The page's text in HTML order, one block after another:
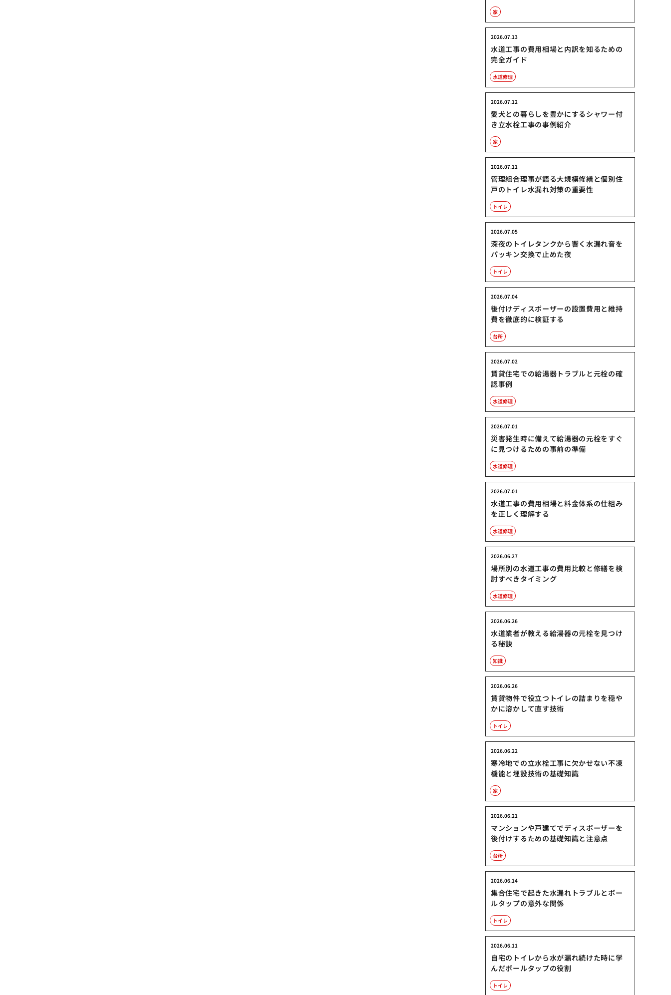
家
水道工事の費用相場と内訳を知るための
完全ガイド
2026.07.13
水道修理
愛犬との暮らしを豊かにするシャワー付
き立水栓工事の事例紹介
2026.07.12
家
管理組合理事が語る大規模修繕と個別住
戸のトイレ水漏れ対策の重要性
2026.07.11
トイレ
深夜のトイレタンクから響く水漏れ音を
パッキン交換で止めた夜
2026.07.05
トイレ
後付けディスポーザーの設置費用と維持
費を徹底的に検証する
2026.07.04
台所
賃貸住宅での給湯器トラブルと元栓の確
認事例
2026.07.02
水道修理
災害発生時に備えて給湯器の元栓をすぐ
に見つけるための事前の準備
2026.07.01
水道修理
水道工事の費用相場と料金体系の仕組み
を正しく理解する
2026.07.01
水道修理
場所別の水道工事の費用比較と修繕を検
討すべきタイミング
2026.06.27
水道修理
水道業者が教える給湯器の元栓を見つけ
る秘訣
2026.06.26
知識
賃貸物件で役立つトイレの詰まりを穏や
かに溶かして直す技術
2026.06.26
トイレ
寒冷地での立水栓工事に欠かせない不凍
機能と埋設技術の基礎知識
2026.06.22
家
マンションや戸建てでディスポーザーを
後付けするための基礎知識と注意点
2026.06.21
台所
集合住宅で起きた水漏れトラブルとボー
ルタップの意外な関係
2026.06.14
トイレ
自宅のトイレから水が漏れ続けた時に学
んだボールタップの役割
2026.06.11
トイレ